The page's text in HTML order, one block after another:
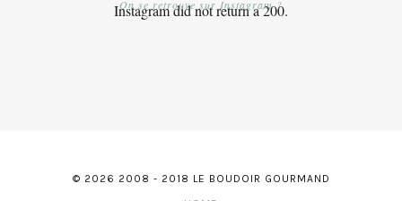
Instagram did not return a 200.
On se retrouve sur Instagram ?
© 2026 2008 - 2018 LE BOUDOIR GOURMAND